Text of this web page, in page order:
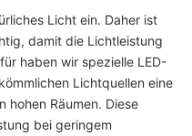
Licht ein. Daher ist
damit die Lichtleistung
haben wir spezielle LED-
Lichtquellen eine
hohen Räumen. Diese
bei geringem